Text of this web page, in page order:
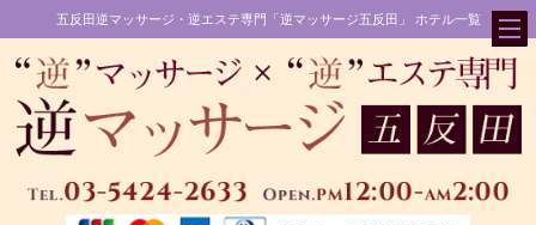
五反田逆マッサージ・逆エステ専門「逆マッサージ五反田」 ホテル一覧